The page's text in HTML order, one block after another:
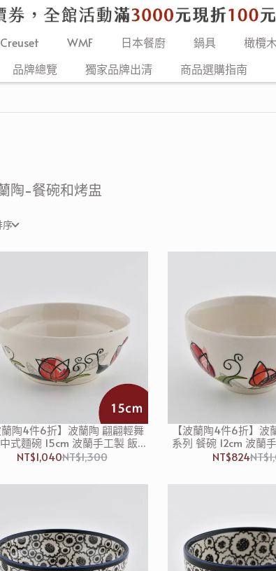
WMF 日本餐廚 鍋具 橄欖木
品牌總覽
獨家品牌出清 商品選購指南
陶-餐碗和烤盅
序
陶4件6折】波蘭陶 翩翩輕舞
式麵碗 15cm 波蘭手工製 飯碗
湯碗 碗公
NT$1,040NT$1,300
【波蘭陶4件6折】波
系列 餐碗 12cm 波蘭
碗 碗公
NT$824